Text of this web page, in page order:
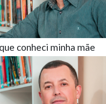
conheci minha mãe